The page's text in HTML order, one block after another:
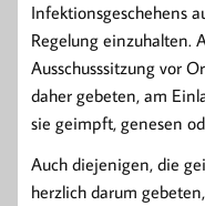
Infektionsgeschehens
Regelung einzuhalten.
Ausschusssitzung vor
daher gebeten, am
sie geimpft, genesen
Auch diejenigen, die
herzlich darum